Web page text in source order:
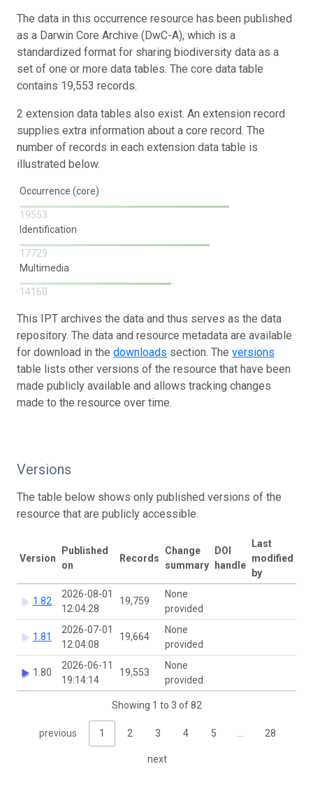
The data in this occurrence resource has been published
as a Darwin Core Archive (DwC-A), which is a
standardized format for sharing biodiversity data as a
set of one or more data tables. The core data table
contains 19,553 records.
2 extension data tables also exist. An extension record
supplies extra information about a core record. The
number of records in each extension data table is
illustrated below.
Occurrence (core)
19553
Identification
17729
Multimedia
14160
This IPT archives the data and thus serves as the data
repository. The data and resource metadata are available
for download in the downloads section. The versions
table lists other versions of the resource that have been
made publicly available and allows tracking changes
made to the resource over time.
Versions
The table below shows only published versions of the
resource that are publicly accessible.
Version
Published
on
Records
Change
summary
DOI
handle
Last
modified
by
1.82
2026-08-01
12:04:28
19,759
None
provided
1.81
2026-07-01
12:04:08
19,664
None
provided
1.80
2026-06-11
19:14:14
19,553
None
provided
Showing 1 to 3 of 82
previous 1 2 3 4 5 28
next